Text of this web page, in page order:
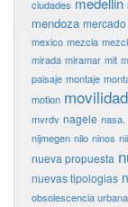
ciudades
mendoza mercado
mexico mezcla
mirada miramar mit
paisaje montaje
motion movilidad
mvrdv nagele nasa.
nijmegen nilo ninos
nueva propuesta
nuevas tipologias
obsolescencia urbana